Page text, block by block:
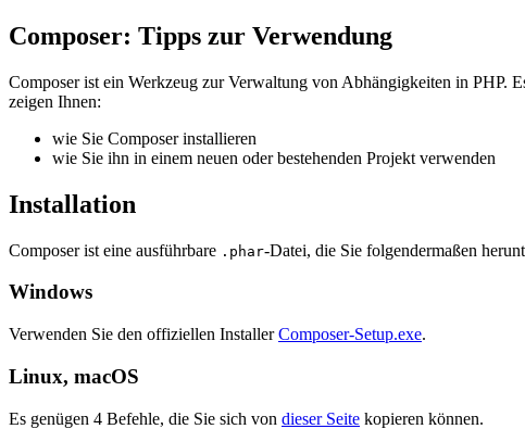
Composer: Tipps zur Verwendung
Composer ist ein Werkzeug zur Verwaltung von Abhängigkeiten in PHP.
zeigen Ihnen:
wie Sie Composer installieren
wie Sie ihn in einem neuen oder bestehenden Projekt verwenden
Installation
Composer ist eine ausführbare .phar-Datei, die Sie folgendermaßen
Windows
Verwenden Sie den offiziellen InstallerComposer-Setup.exe.
Linux, macOS
Es genügen 4 Befehle, die Sie sich von dieser Seite kopieren können.